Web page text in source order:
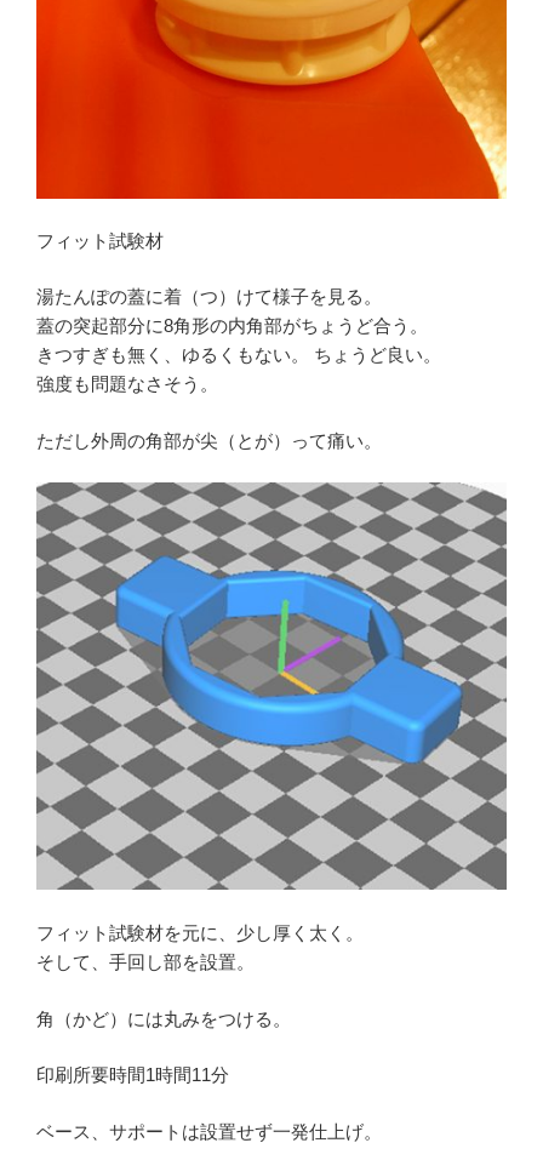
フィット試験材
湯たんぽの蓋に着（つ）けて様子を見る。
蓋の突起部分に8角形の内角部がちょうど合う。
きつすぎも無く、ゆるくもない。 ちょうど良い。
強度も問題なさそう。
ただし外周の角部が尖（とが）って痛い。
フィット試験材を元に、少し厚く太く。
そして、手回し部を設置。
角（かど）には丸みをつける。
印刷所要時間1時間11分
ベース、サポートは設置せず一発仕上げ。